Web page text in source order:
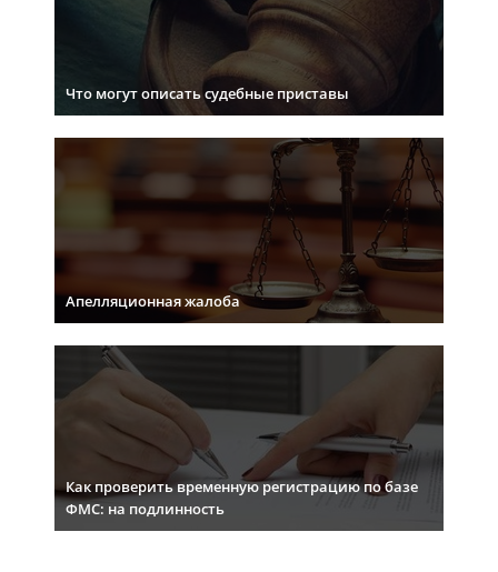
Что могут описать судебные приставы
Апелляционная жалоба
Как проверить временную регистрацию по базе
ФМС: на подлинность